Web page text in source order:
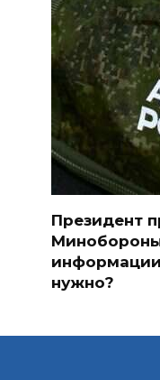
Президент
нужно?